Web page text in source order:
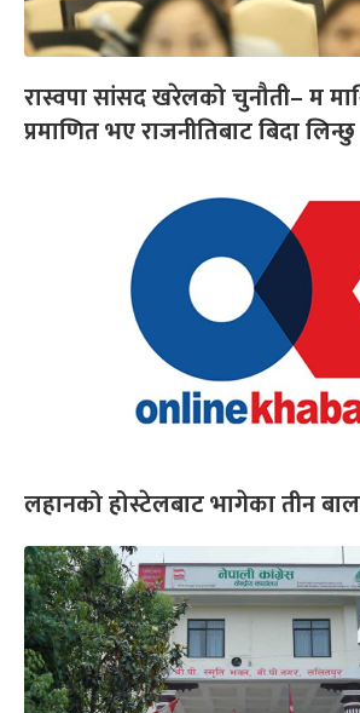
रास्वपा सांसद खरेलको चुनौती– म
प्रमाणित भए राजनीतिबाट बिदा लिन्छु
लहानको होस्टेलबाट भागेका तीन